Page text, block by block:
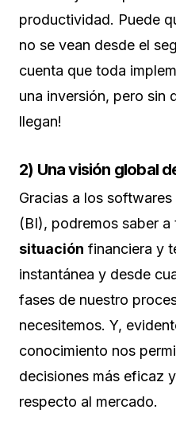
productividad. Puede
no se vean desde el
cuenta que toda
una inversión, pero sin
llegan!
2) Una visión global
Gracias a los
(BI), podremos saber a
situación financiera y
instantánea y desde
fases de nuestro
necesitemos. Y,
conocimiento nos
decisiones más eficaz
respecto al mercado.